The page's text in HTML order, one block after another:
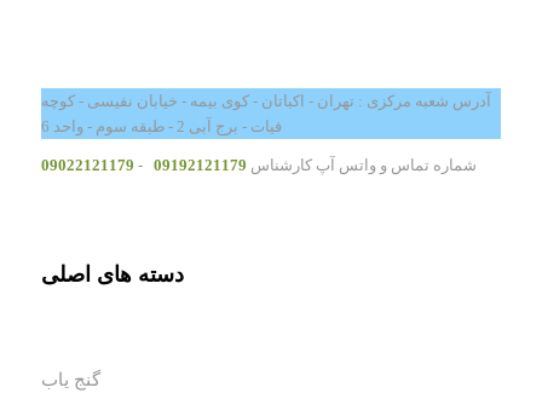
آدرس شعبه مرکزی : تهران - اکباتان - کوی بیمه - خیابان نفیسی - کوچه
فیات - برج آبی 2 - طبقه سوم - واحد 6
شماره تماس و واتس آپ کارشناس 09192121179
-
09022121179
دسته های اصلی
گنج یاب